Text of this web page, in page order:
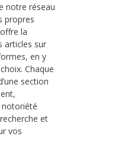
notre réseau
propres
la
articles sur
en y
Chaque
section
notoriété
et
vos